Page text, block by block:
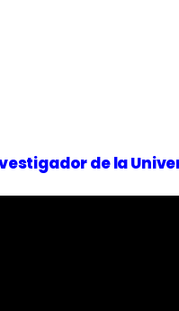
de la